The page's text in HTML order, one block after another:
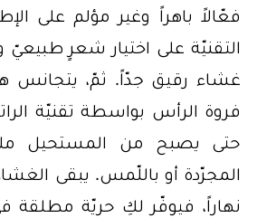
فعّالاً باهراً وغير مؤلم على
التقنيّة على اختيار شعرٍ طبيعيّ
غشاء رقيق جدّاً. ثمّ، يتجانس
فروة الرأس بواسطة تقنيّة
حتى يصبح من المستحيل
المجرّدة أو باللّمس. يبقى
نهاراً، فيوفّر لكِ حريّة